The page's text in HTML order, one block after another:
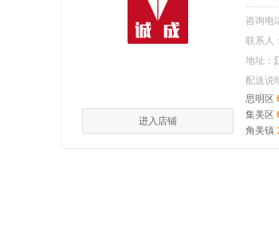
进入店铺
咨询电
联系人：
地址：
配送说
思明区
集美区
角美镇